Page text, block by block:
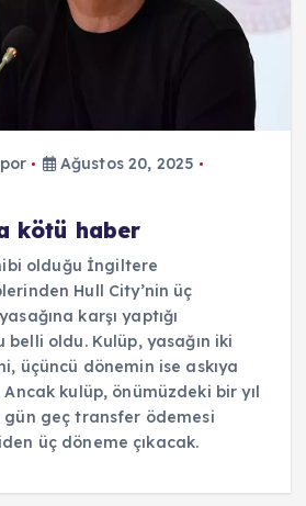
Ağustos 20, 2025
kötü haber
olduğu İngiltere
Hull City’nin üç
karşı yaptığı
belli oldu. Kulüp, yasağın iki
üçüncü dönemin ise askıya
Ancak kulüp, önümüzdeki bir yıl
geç transfer ödemesi
üç döneme çıkacak.